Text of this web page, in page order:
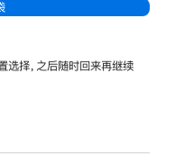
选择，之后随时回来再继续